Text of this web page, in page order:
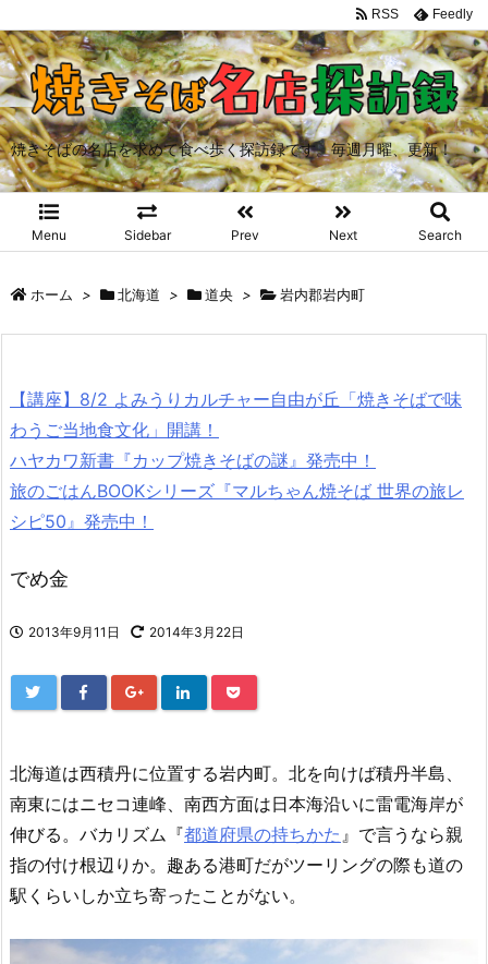
焼きそばの名店を求めて食べ歩く探訪録です。毎週月曜、更新！
Menu Sidebar Prev Next Search
RSS Feedly
ホーム > 北海道 > 道央 > 岩内郡岩内町
【講座】8/2 よみうりカルチャー自由が丘「焼きそばで味
わうご当地食文化」開講！
ハヤカワ新書『カップ焼きそばの謎』発売中！
旅のごはんBOOKシリーズ『マルちゃん焼そば 世界の旅レ
シピ50』発売中！
でめ金
2013年9月11日 2014年3月22日
北海道は西積丹に位置する岩内町。北を向けば積丹半島、
南東にはニセコ連峰、南西方面は日本海沿いに雷電海岸が
伸びる。バカリズム『都道府県の持ちかた 』で言うなら親
指の付け根辺りか。趣ある港町だがツーリングの際も道の
駅くらいしか立ち寄ったことがない。